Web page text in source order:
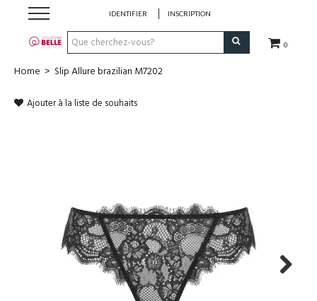
0
IDENTIFIER INSCRIPTION
Lingerie
Cheque-cadeau
Home > Slip Allure brazilian M7202
Ajouter à la liste de souhaits